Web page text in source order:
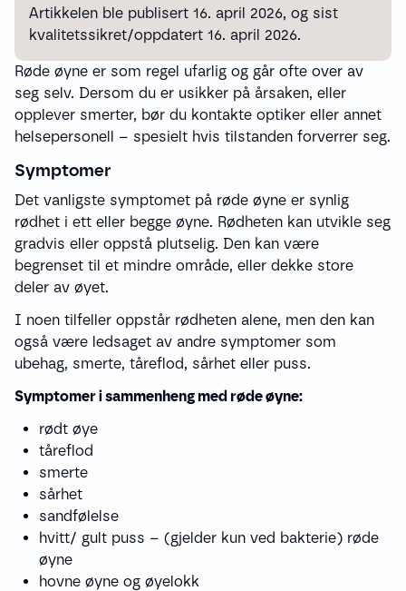
Røde øyne er som regel ufarlig og går ofte over av
seg selv. Dersom du er usikker på årsaken, eller
opplever smerter, bør du kontakte optiker eller annet
helsepersonell – spesielt hvis tilstanden forverrer seg.
Symptomer
Det vanligste symptomet på røde øyne er synlig
rødhet i ett eller begge øyne. Rødheten kan utvikle seg
gradvis eller oppstå plutselig. Den kan være
begrenset til et mindre område, eller dekke store
deler av øyet.
I noen tilfeller oppstår rødheten alene, men den kan
også være ledsaget av andre symptomer som
ubehag, smerte, tåreflod, sårhet eller puss.
Symptomer i sammenheng med røde øyne:
rødt øye
tåreflod
smerte
sårhet
sandfølelse
hvitt/ gult puss – (gjelder kun ved bakterie) røde
øyne
hovne øyne og øyelokk
Artikkelen ble publisert 16. april 2026, og sist
kvalitetssikret/oppdatert 16. april 2026.